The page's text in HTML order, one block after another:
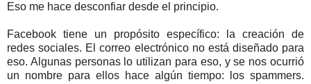
Eso me hace desconfiar desde el principio.
Facebook tiene un propósito específico: la creación de
redes sociales. El correo electrónico no está diseñado para
eso. Algunas personas lo utilizan para eso, y se nos ocurrió
un nombre para ellos hace algún tiempo: los spammers.